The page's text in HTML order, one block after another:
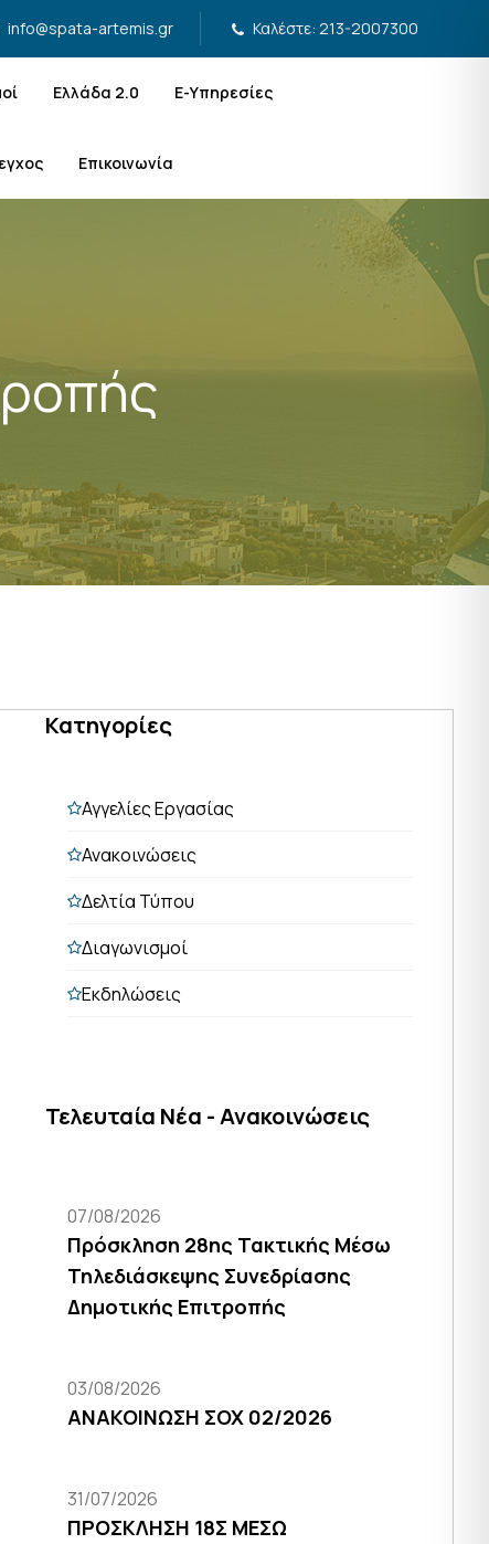
info@spata-artemis.gr Καλέστε: 213-2007300
Ελλάδα 2.0 Ε-Υπηρεσίες
Επικοινωνία
Κατηγορίες
Αγγελίες Εργασίας
Ανακοινώσεις
Δελτία Τύπου
Διαγωνισμοί
Εκδηλώσεις
Τελευταία Νέα - Ανακοινώσεις
07/08/2026
Πρόσκληση 28ης Τακτικής Μέσω
Τηλεδιάσκεψης Συνεδρίασης
Δημοτικής Επιτροπής
03/08/2026
ΑΝΑΚΟΙΝΩΣΗ ΣΟΧ 02/2026
31/07/2026
ΠΡΟΣΚΛΗΣΗ 18Σ ΜΕΣΩ